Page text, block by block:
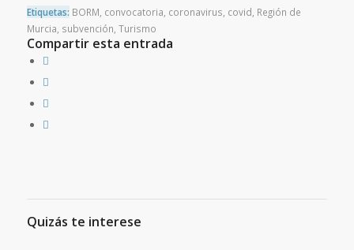
Etiquetas: BORM convocatoria coronavirus covid Región de
Murcia subvención Turismo
Compartir esta entrada
Quizás te interese